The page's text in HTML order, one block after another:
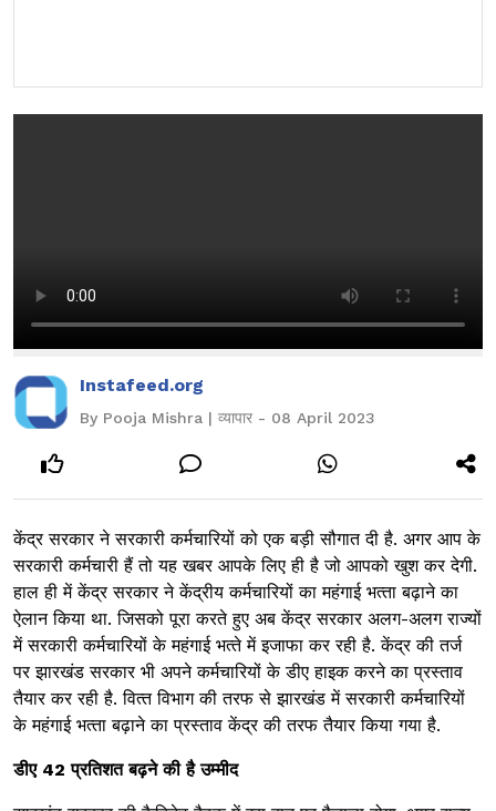
Instafeed.org
By Pooja Mishra | व्यापार - 08 April 2023
केंद्र सरकार ने सरकारी कर्मचारियों को एक बड़ी सौगात दी है. अगर आप के
सरकारी कर्मचारी हैं तो यह खबर आपके लिए ही है जो आपको खुश कर देगी.
हाल ही में केंद्र सरकार ने केंद्रीय कर्मचार‍ियों का महंगाई भत्‍ता बढ़ाने का
ऐलान क‍िया था. जिसको पूरा करते हुए अब केंद्र सरकार अलग-अलग राज्‍यों
में सरकारी कर्मचारियों के महंगाई भत्‍ते में इजाफा कर रही है. केंद्र की तर्ज
पर झारखंड सरकार भी अपने कर्मचारियों के डीए हाइक करने का प्रस्‍ताव
तैयार कर रही है. व‍ित्‍त व‍िभाग की तरफ से झारखंड में सरकारी कर्मचारियों
के महंगाई भत्‍ता बढ़ाने का प्रस्‍ताव केंद्र की तरफ तैयार क‍िया गया है.
डीए 42 प्रत‍िशत बढ़ने की है उम्‍मीद